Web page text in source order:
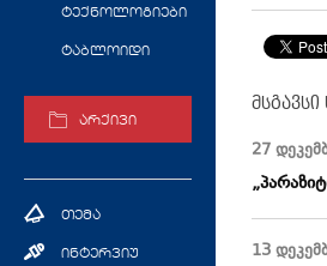
ტექნოლოგიები
ტაბლოიდი
არქივი
თემა
ინტერვიუ
27
13